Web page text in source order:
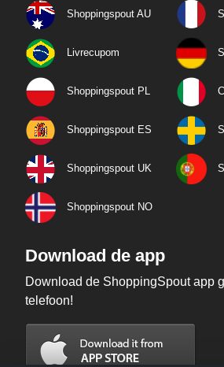
Shoppingspout AU
Livrecupom
Shoppingspout PL
Shoppingspout ES
Shoppingspout UK
Shoppingspout NO
Download de app
Download de ShoppingSpout app
telefoon!